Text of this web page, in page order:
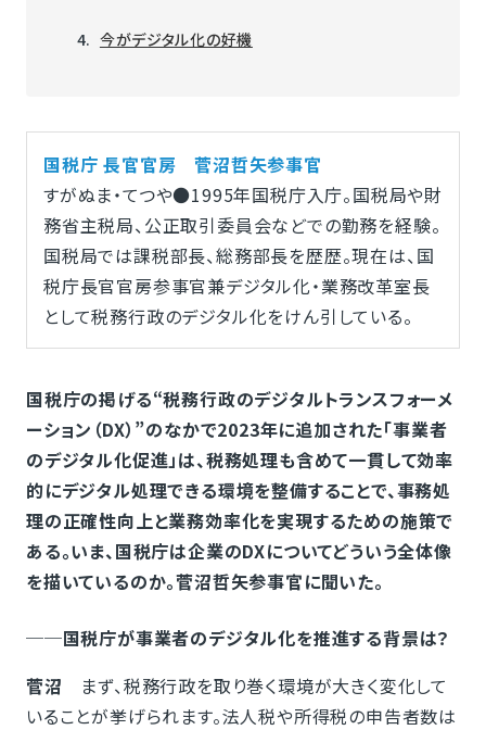
今がデジタル化の好機
国税庁 長官官房 菅沼哲矢参事官
すがぬま・てつや●1995年国税庁入庁。国税局や財
務省主税局、公正取引委員会などでの勤務を経験。
国税局では課税部長、総務部長を歴歴。現在は、国
税庁長官官房参事官兼デジタル化・業務改革室長
として税務行政のデジタル化をけん引している。
国税庁の掲げる“税務行政のデジタルトランスフォーメ
ーション（DX）”のなかで2023年に追加された「事業者
のデジタル化促進」は、税務処理も含めて一貫して効率
的にデジタル処理できる環境を整備することで、事務処
理の正確性向上と業務効率化を実現するための施策で
ある。いま、国税庁は企業のDXについてどういう全体像
を描いているのか。菅沼哲矢参事官に聞いた。
──国税庁が事業者のデジタル化を推進する背景は？
菅沼 まず、税務行政を取り巻く環境が大きく変化して
いることが挙げられます。法人税や所得税の申告者数は